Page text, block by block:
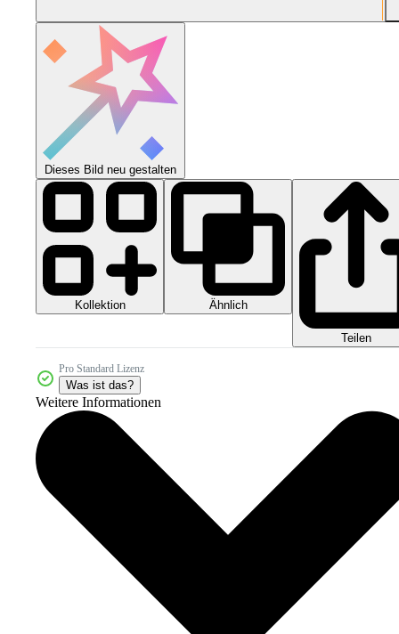
Dieses Bild neu gestalten
Kollektion Ähnlich
Teilen
Pro Standard Lizenz
Was ist das?
Weitere Informationen